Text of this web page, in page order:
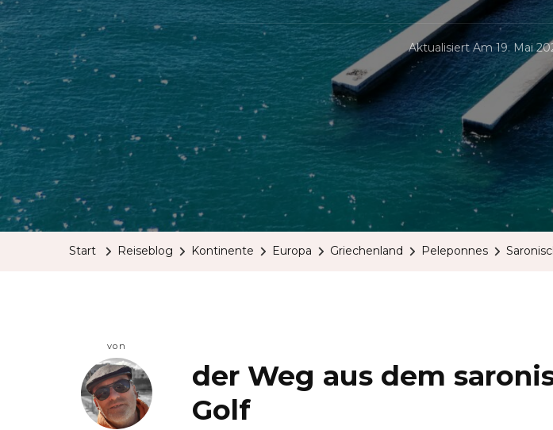
Aktualisiert Am19. Mai
Start Reiseblog Kontinente Europa Griechenland Peleponnes
von
der Weg aus dem
Golf